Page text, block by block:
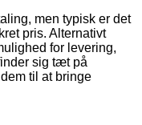
men typisk er det
pris. Alternativt
for levering,
sig tæt på
til at bringe